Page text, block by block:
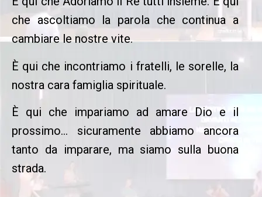
che ascoltiamo la parola che continua a
cambiare le nostre vite.
È qui che incontriamo i fratelli, le sorelle, la
nostra cara famiglia spirituale.
È qui che impariamo ad amare Dio e il
prossimo… sicuramente abbiamo ancora
tanto da imparare, ma siamo sulla buona
strada.